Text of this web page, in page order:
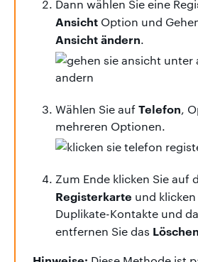
Dann wählen Sie eine
Ansicht Option und
Ansicht ändern.
Wählen Sie aufTelefon,
mehreren Optionen.
Zum Ende klicken Sie auf
Registerkarte und
Duplikate-Kontakte und
entfernen Sie das Löschen